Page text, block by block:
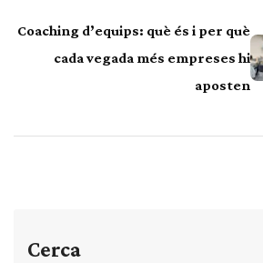
Coaching d’equips: què és i per què
cada vegada més empreses hi
aposten
Cerca